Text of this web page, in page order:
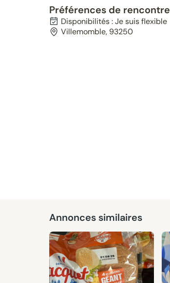
Préférences de rencontre
Disponibilités : Je suis flexible
Villemomble, 93250
Annonces similaires